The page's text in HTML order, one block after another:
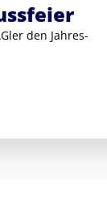
den Jahres-